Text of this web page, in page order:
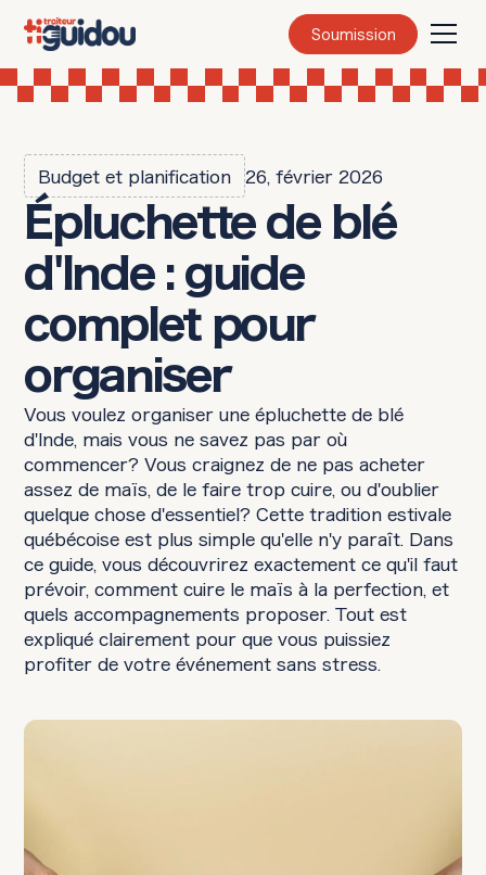
Soumission
Budget et planification 26, février 2026
Épluchette de blé
d'Inde : guide
complet pour
organiser
Vous voulez organiser une épluchette de blé
d'Inde, mais vous ne savez pas par où
commencer? Vous craignez de ne pas acheter
assez de maïs, de le faire trop cuire, ou d'oublier
quelque chose d'essentiel? Cette tradition estivale
québécoise est plus simple qu'elle n'y paraît. Dans
ce guide, vous découvrirez exactement ce qu'il faut
prévoir, comment cuire le maïs à la perfection, et
quels accompagnements proposer. Tout est
expliqué clairement pour que vous puissiez
profiter de votre événement sans stress.